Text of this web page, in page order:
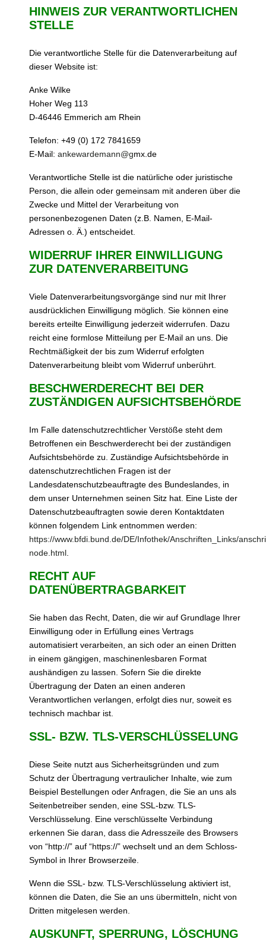
HINWEIS ZUR VERANTWORTLICHEN
STELLE
Die verantwortliche Stelle für die Datenverarbeitung auf
dieser Website ist:
Anke Wilke
Hoher Weg 113
D-46446 Emmerich am Rhein
Telefon: +49 (0) 172 7841659
E-Mail: ankewardemann@gmx.de
Verantwortliche Stelle ist die natürliche oder juristische
Person, die allein oder gemeinsam mit anderen über die
Zwecke und Mittel der Verarbeitung von
personenbezogenen Daten (z.B. Namen, E-Mail-
Adressen o. Ä.) entscheidet.
WIDERRUF IHRER EINWILLIGUNG
ZUR DATENVERARBEITUNG
Viele Datenverarbeitungsvorgänge sind nur mit Ihrer
ausdrücklichen Einwilligung möglich. Sie können eine
bereits erteilte Einwilligung jederzeit widerrufen. Dazu
reicht eine formlose Mitteilung per E-Mail an uns. Die
Rechtmäßigkeit der bis zum Widerruf erfolgten
Datenverarbeitung bleibt vom Widerruf unberührt.
BESCHWERDERECHT BEI DER
ZUSTÄNDIGEN AUFSICHTSBEHÖRDE
Im Falle datenschutzrechtlicher Verstöße steht dem
Betroffenen ein Beschwerderecht bei der zuständigen
Aufsichtsbehörde zu. Zuständige Aufsichtsbehörde in
datenschutzrechtlichen Fragen ist der
Landesdatenschutzbeauftragte des Bundeslandes, in
dem unser Unternehmen seinen Sitz hat. Eine Liste der
Datenschutzbeauftragten sowie deren Kontaktdaten
können folgendem Link entnommen werden:
https://www.bfdi.bund.de/DE/Infothek/Anschriften_Links/
node.html
RECHT AUF
DATENÜBERTRAGBARKEIT
Sie haben das Recht, Daten, die wir auf Grundlage Ihrer
Einwilligung oder in Erfüllung eines Vertrags
automatisiert verarbeiten, an sich oder an einen Dritten
in einem gängigen, maschinenlesbaren Format
aushändigen zu lassen. Sofern Sie die direkte
Übertragung der Daten an einen anderen
Verantwortlichen verlangen, erfolgt dies nur, soweit es
technisch machbar ist.
SSL- BZW. TLS-VERSCHLÜSSELUNG
Diese Seite nutzt aus Sicherheitsgründen und zum
Schutz der Übertragung vertraulicher Inhalte, wie zum
Beispiel Bestellungen oder Anfragen, die Sie an uns als
Seitenbetreiber senden, eine SSL-bzw. TLS-
Verschlüsselung. Eine verschlüsselte Verbindung
erkennen Sie daran, dass die Adresszeile des Browsers
von “http://” auf “https://” wechselt und an dem Schloss-
Symbol in Ihrer Browserzeile.
Wenn die SSL- bzw. TLS-Verschlüsselung aktiviert ist,
können die Daten, die Sie an uns übermitteln, nicht von
Dritten mitgelesen werden.
AUSKUNFT, SPERRUNG, LÖSCHUNG